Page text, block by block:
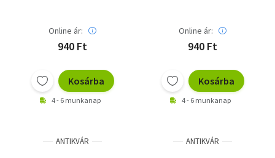
Online ár:
940 Ft
Kosárba
4 - 6 munkanap
Online ár:
940 Ft
Kosárba
4 - 6 munkanap
ANTIKVÁR ANTIKVÁR